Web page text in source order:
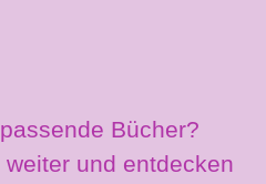
Bücher?
und entdecken